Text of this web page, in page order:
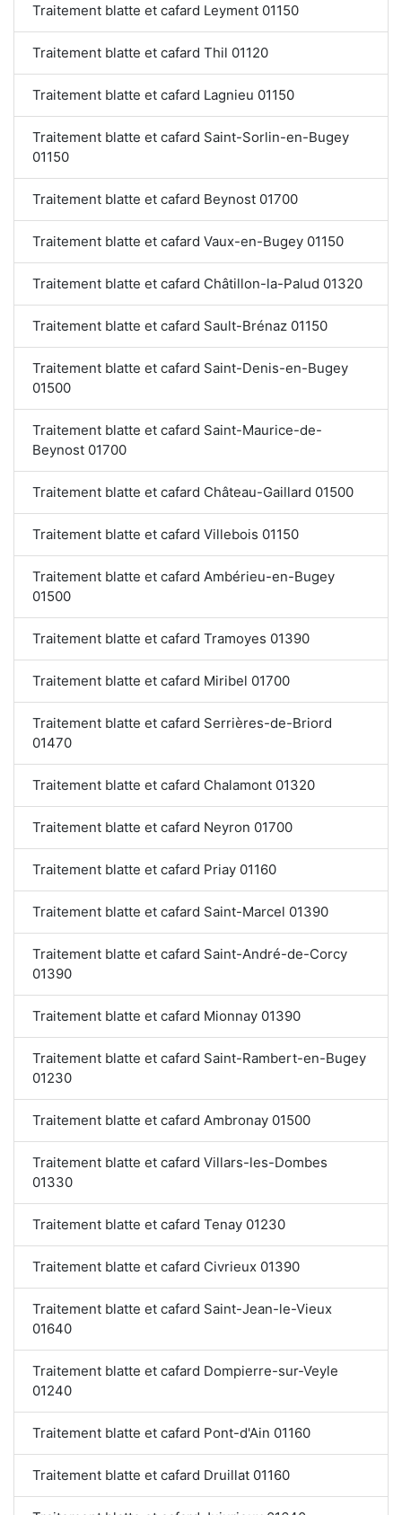
Traitement blatte et cafard Leyment 01150
Traitement blatte et cafard Thil 01120
Traitement blatte et cafard Lagnieu 01150
Traitement blatte et cafard Saint-Sorlin-en-Bugey
01150
Traitement blatte et cafard Beynost 01700
Traitement blatte et cafard Vaux-en-Bugey 01150
Traitement blatte et cafard Châtillon-la-Palud 01320
Traitement blatte et cafard Sault-Brénaz 01150
Traitement blatte et cafard Saint-Denis-en-Bugey
01500
Traitement blatte et cafard Saint-Maurice-de-
Beynost 01700
Traitement blatte et cafard Château-Gaillard 01500
Traitement blatte et cafard Villebois 01150
Traitement blatte et cafard Ambérieu-en-Bugey
01500
Traitement blatte et cafard Tramoyes 01390
Traitement blatte et cafard Miribel 01700
Traitement blatte et cafard Serrières-de-Briord
01470
Traitement blatte et cafard Chalamont 01320
Traitement blatte et cafard Neyron 01700
Traitement blatte et cafard Priay 01160
Traitement blatte et cafard Saint-Marcel 01390
Traitement blatte et cafard Saint-André-de-Corcy
01390
Traitement blatte et cafard Mionnay 01390
Traitement blatte et cafard Saint-Rambert-en-Bugey
01230
Traitement blatte et cafard Ambronay 01500
Traitement blatte et cafard Villars-les-Dombes
01330
Traitement blatte et cafard Tenay 01230
Traitement blatte et cafard Civrieux 01390
Traitement blatte et cafard Saint-Jean-le-Vieux
01640
Traitement blatte et cafard Dompierre-sur-Veyle
01240
Traitement blatte et cafard Pont-d'Ain 01160
Traitement blatte et cafard Druillat 01160